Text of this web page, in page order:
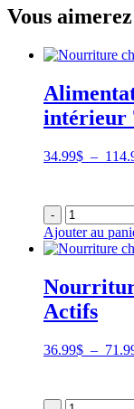
Vous
intérieur
34.99$ –
-
Ajouter au
Actifs
36.99$ –